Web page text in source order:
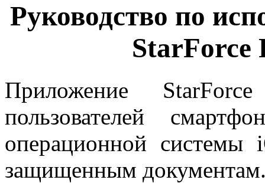
Руководство по
StarForce
Приложение
пользователей
операционной системы
защищенным